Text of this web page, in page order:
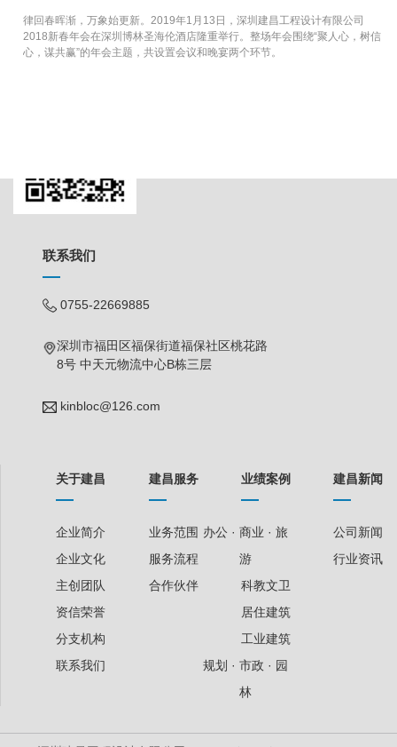
律回春晖渐，万象始更新。2019年1月13日，深圳建昌工程设计有限公司
2018新春年会在深圳博林圣海伦酒店隆重举行。整场年会围绕“聚人心，树信
心，谋共赢”的年会主题，共设置会议和晚宴两个环节。
联系我们
0755-22669885
深圳市福田区福保街道福保社区桃花路
8号 中天元物流中心B栋三层
kinbloc@126.com
关于建昌
企业简介
企业文化
主创团队
资信荣誉
分支机构
联系我们
建昌服务
业务范围
服务流程
合作伙伴
业绩案例
办公 · 商业 · 旅
游
科教文卫
居住建筑
工业建筑
规划 · 市政 · 园
林
建昌新闻
公司新闻
行业资讯